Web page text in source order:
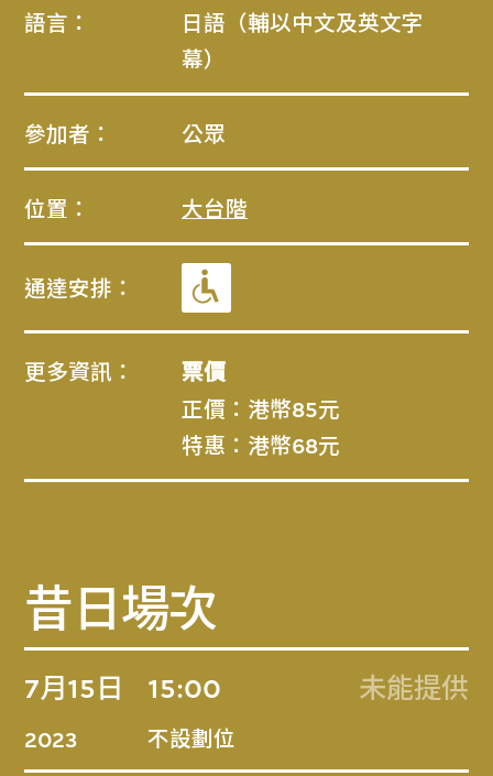
語言：
日語（輔以中文及英文字
幕）
參加者： 公眾
位置： 大台階
通達安排：
更多資訊： 票價
正價：港幣85元
特惠：港幣68元
昔日場次
7月15日
2023
15:00 未能提供
不設劃位